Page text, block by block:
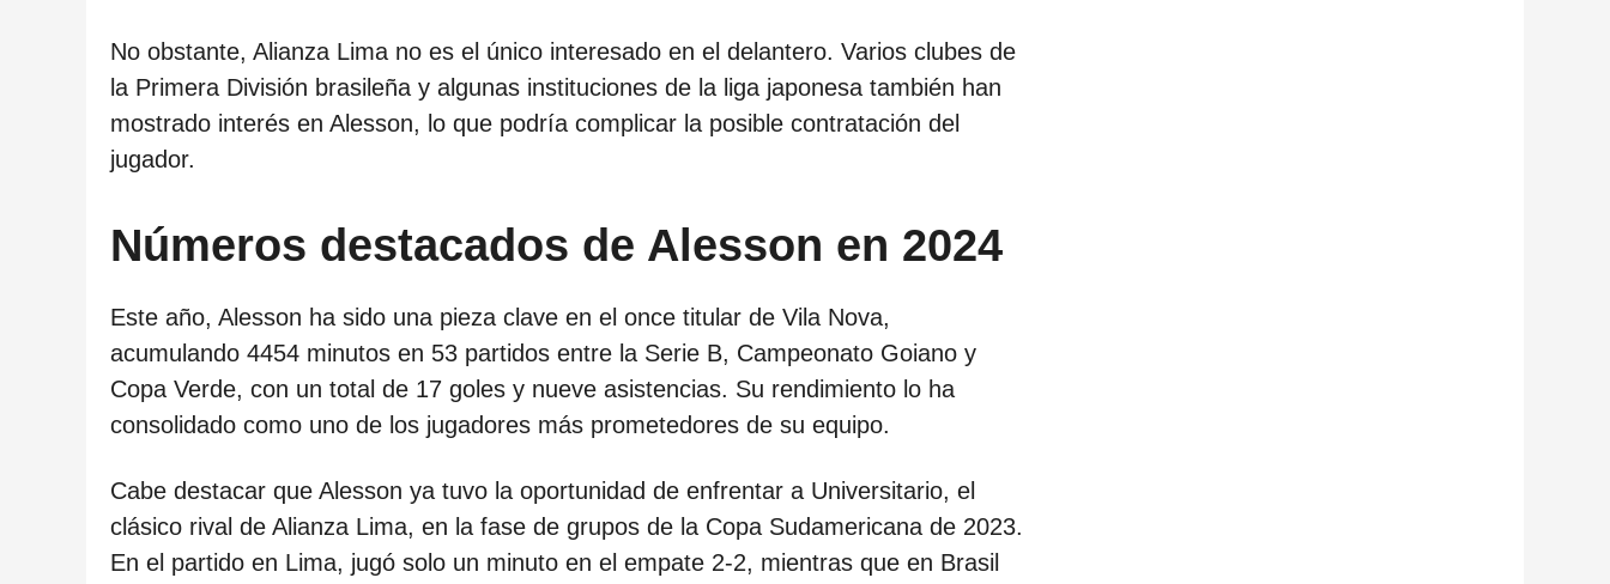
ó
n
No obstante, Alianza Lima no es el único interesado en el delantero. Varios clubes de
la Primera División brasileña y algunas instituciones de la liga japonesa también han
mostrado interés en Alesson, lo que podría complicar la posible contratación del
jugador.
Números destacados de Alesson en 2024
Este año, Alesson ha sido una pieza clave en el once titular de Vila Nova,
acumulando 4454 minutos en 53 partidos entre la Serie B, Campeonato Goiano y
Copa Verde, con un total de 17 goles y nueve asistencias. Su rendimiento lo ha
consolidado como uno de los jugadores más prometedores de su equipo.
Cabe destacar que Alesson ya tuvo la oportunidad de enfrentar a Universitario, el
clásico rival de Alianza Lima, en la fase de grupos de la Copa Sudamericana de 2023.
En el partido en Lima, jugó solo un minuto en el empate 2-2, mientras que en Brasil